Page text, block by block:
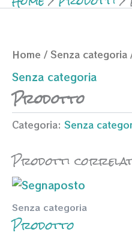
Home / Senza categoria
Senza categoria
Prodotto
Categoria: Senza
Prodotti
Senza categoria
Prodotto